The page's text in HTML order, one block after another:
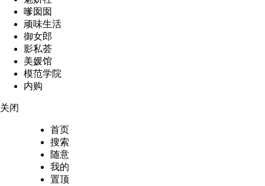
嗲囡囡
顽味生活
御女郎
影私荟
美媛馆
模范学院
内购
关闭
首页
搜索
随意
我的
置顶